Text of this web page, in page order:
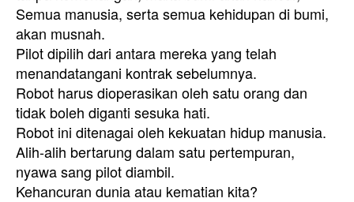
Semua manusia, serta semua kehidupan di bumi,
akan musnah.
Pilot dipilih dari antara mereka yang telah
menandatangani kontrak sebelumnya.
Robot harus dioperasikan oleh satu orang dan
tidak boleh diganti sesuka hati.
Robot ini ditenagai oleh kekuatan hidup manusia.
Alih-alih bertarung dalam satu pertempuran,
nyawa sang pilot diambil.
Kehancuran dunia atau kematian kita?